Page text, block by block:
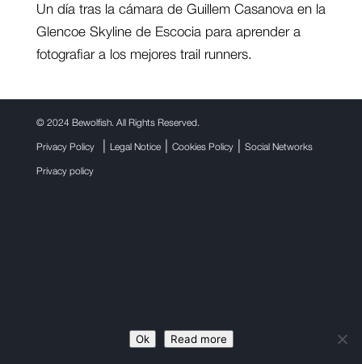
Un día tras la cámara de Guillem Casanova en la
Glencoe Skyline de Escocia para aprender a
fotografiar a los mejores trail runners.
© 2024 Bewolfish. All Rights Reserved.
Privacy Policy| Legal Notice| Cookies Policy|
Social Networks
Privacy policy
Ok Read more